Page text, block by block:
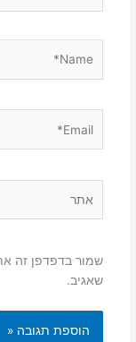
שמור בדפדפן זה
שאגיב.